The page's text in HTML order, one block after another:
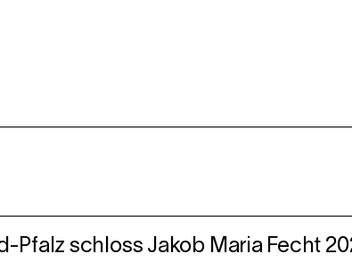
Pfalz schloss Jakob Maria Fecht